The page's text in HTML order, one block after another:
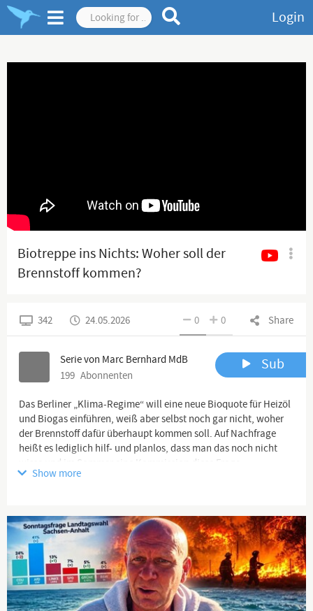
Login
Biotreppe ins Nichts: Woher soll der
Brennstoff kommen?
Share
0 0
342 24.05.2026
Serie von Marc Bernhard MdB
199 Abonnenten
Sub
Das Berliner „Klima-Regime“ will eine neue Bioquote für Heizöl
und Biogas einführen, weiß aber selbst noch gar nicht, woher
der Brennstoff dafür überhaupt kommen soll. Auf Nachfrage
heißt es lediglich hilf- und planlos, dass man das noch nicht
wisse und im Sommer eine Kommission diese Frage
beantworten soll.
Baden-Württemberg: Es gibt nicht annähernd genug Biomasse
auf dem Markt für diesen Plan. Die schwarz-rote Koalition
veräppelt die Menschen und führt auf Basis ihres linksgrünen
CO2-Aberglaubens irgendeine Treppe ins Nichts ein.
Das ist keine Politik, sondern blanke Planlosigkeit von
Show more